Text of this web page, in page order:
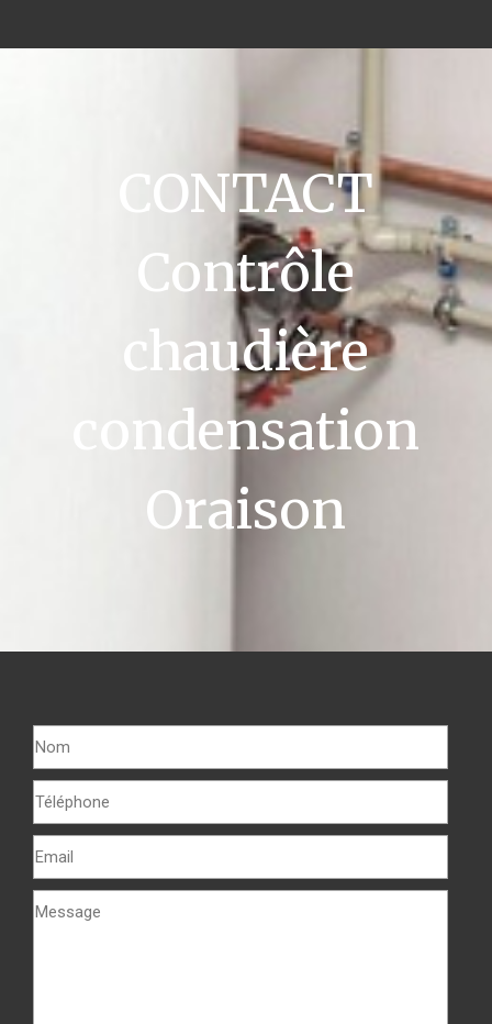
CONTACT
Contrôle
chaudière
condensation
Oraison